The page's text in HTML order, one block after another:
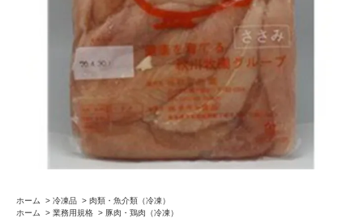
ホーム > 冷凍品 > 肉類・魚介類（冷凍）
ホーム
> 業務用規格 > 豚肉・鶏肉（冷凍）